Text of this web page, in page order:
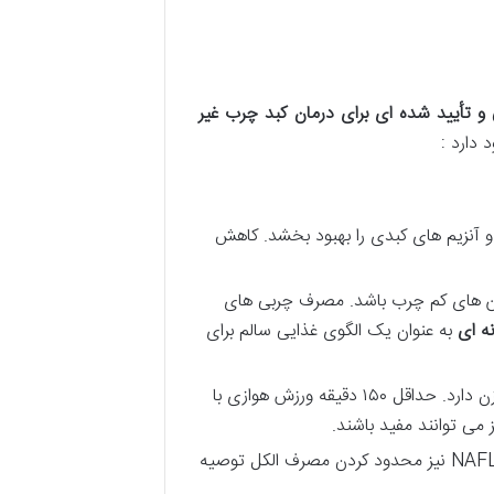
تأیید شده ای برای درمان کبد چرب غیر
دارد :
دهد و آنزیم های کبدی را بهبود بخشد. کاهش
های کم چرب باشد. مصرف چربی های
ای به عنوان یک الگوی غذایی سالم برای
فعالیت بدنی منظم نقش مهمی در کاهش چربی کبد بهبود حساسیت به انسولین و کاهش وزن دارد. حداقل ۱۵۰ دقیقه ورزش هوازی با
توانند مفید باشند.
برای افراد مبتلا به AFLD قطع کامل مصرف الکل ضروری است. برای افراد مبتلا به NAFLD نیز محدود کردن مصرف الکل توصیه